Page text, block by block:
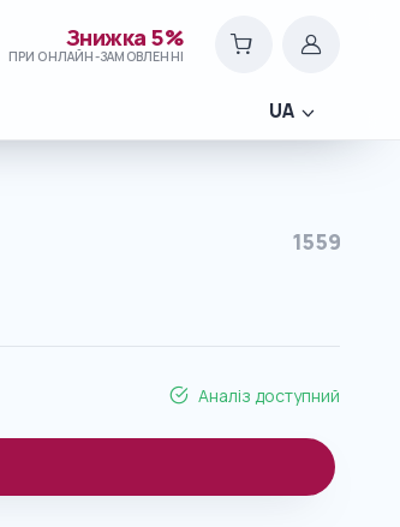
Знижка 5%
ПРИ ОНЛАЙН-ЗАМОВЛЕННІ
UA
1559
Аналіз доступний